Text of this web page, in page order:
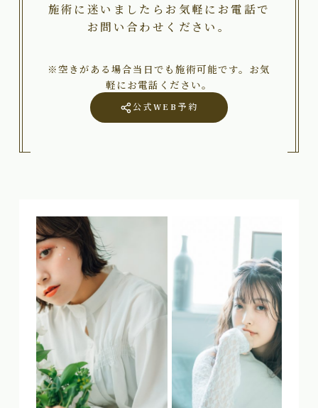
施術に迷いましたらお気軽にお電話で
お問い合わせください。
※空きがある場合当日でも施術可能です。お気
軽にお電話ください。
公式WEB予約